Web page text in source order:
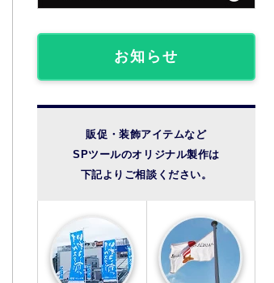
団体・クラブ事例
ライブ観戦事例
温泉・宿泊施設
その他の事例
フロアマット
椅子カバー
のれん
法被・半纏
風呂敷
手ぬぐい
お知らせ
販促・装飾アイテムなど
SPツールのオリジナル製作は
下記よりご相談ください。